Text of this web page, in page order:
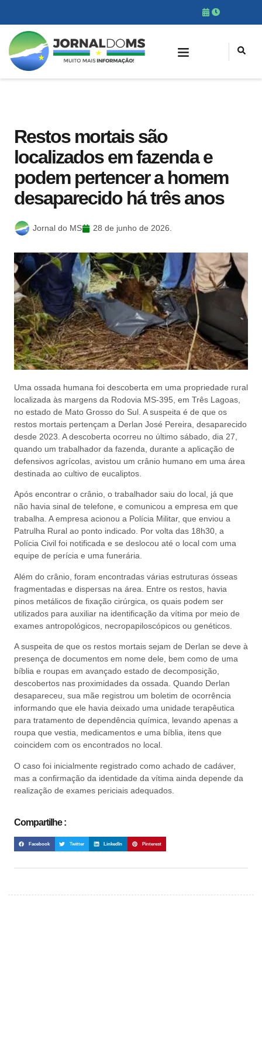
Restos mortais são
localizados em fazenda e
podem pertencer a homem
desaparecido há três anos
Jornal do MS 28 de junho de 2026.
Uma ossada humana foi descoberta em uma propriedade rural
localizada às margens da Rodovia MS-395, em Três Lagoas,
no estado de Mato Grosso do Sul. A suspeita é de que os
restos mortais pertençam a Derlan José Pereira, desaparecido
desde 2023. A descoberta ocorreu no último sábado, dia 27,
quando um trabalhador da fazenda, durante a aplicação de
defensivos agrícolas, avistou um crânio humano em uma área
destinada ao cultivo de eucaliptos.
Após encontrar o crânio, o trabalhador saiu do local, já que
não havia sinal de telefone, e comunicou a empresa em que
trabalha. A empresa acionou a Polícia Militar, que enviou a
Patrulha Rural ao ponto indicado. Por volta das 18h30, a
Polícia Civil foi notificada e se deslocou até o local com uma
equipe de perícia e uma funerária.
Além do crânio, foram encontradas várias estruturas ósseas
fragmentadas e dispersas na área. Entre os restos, havia
pinos metálicos de fixação cirúrgica, os quais podem ser
utilizados para auxiliar na identificação da vítima por meio de
exames antropológicos, necropapiloscópicos ou genéticos.
A suspeita de que os restos mortais sejam de Derlan se deve à
presença de documentos em nome dele, bem como de uma
bíblia e roupas em avançado estado de decomposição,
descobertos nas proximidades da ossada. Quando Derlan
desapareceu, sua mãe registrou um boletim de ocorrência
informando que ele havia deixado uma unidade terapêutica
para tratamento de dependência química, levando apenas a
roupa que vestia, medicamentos e uma bíblia, itens que
coincidem com os encontrados no local.
O caso foi inicialmente registrado como achado de cadáver,
mas a confirmação da identidade da vítima ainda depende da
realização de exames periciais adequados.
Compartilhe :
Facebook Twitter LinkedIn Pinterest